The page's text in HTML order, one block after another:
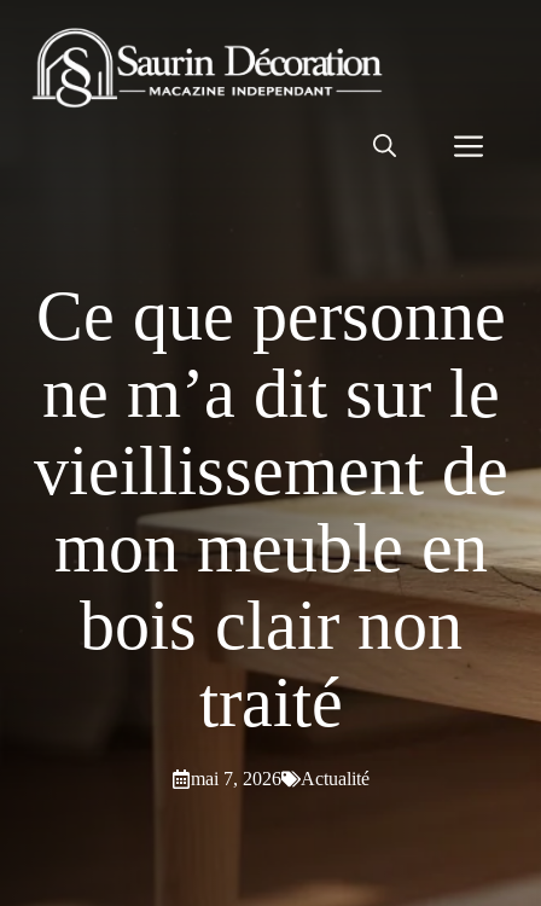
contenu
Ce que personne
ne m’a dit sur le
vieillissement de
mon meuble en
bois clair non
traité
mai 7, 2026 Actualité